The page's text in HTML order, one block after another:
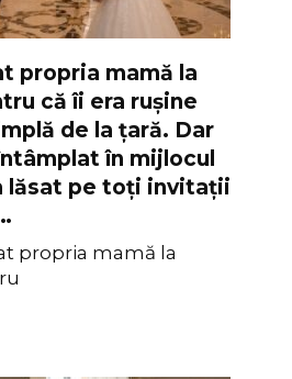
propria mamă la
că îi era rușine
de la țară. Dar
în mijlocul
lăsat pe toți invitații
propria mamă la